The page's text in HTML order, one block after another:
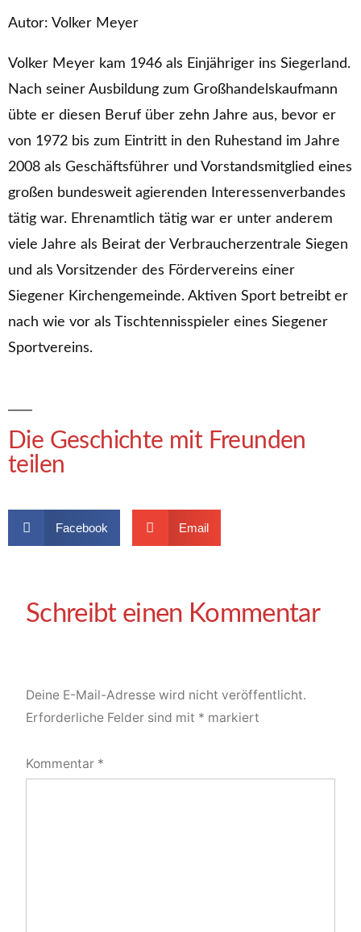
Autor: Volker Meyer
Volker Meyer kam 1946 als Einjähriger ins Siegerland.
Nach seiner Ausbildung zum Großhandelskaufmann
übte er diesen Beruf über zehn Jahre aus, bevor er
von 1972 bis zum Eintritt in den Ruhestand im Jahre
2008 als Geschäftsführer und Vorstandsmitglied eines
großen bundesweit agierenden Interessenverbandes
tätig war. Ehrenamtlich tätig war er unter anderem
viele Jahre als Beirat der Verbraucherzentrale Siegen
und als Vorsitzender des Fördervereins einer
Siegener Kirchengemeinde. Aktiven Sport betreibt er
nach wie vor als Tischtennisspieler eines Siegener
Sportvereins.
Die Geschichte mit Freunden
teilen
Facebook Email
Deine E-Mail-Adresse wird nicht veröffentlicht.
Erforderliche Felder sind mit * markiert
Kommentar *